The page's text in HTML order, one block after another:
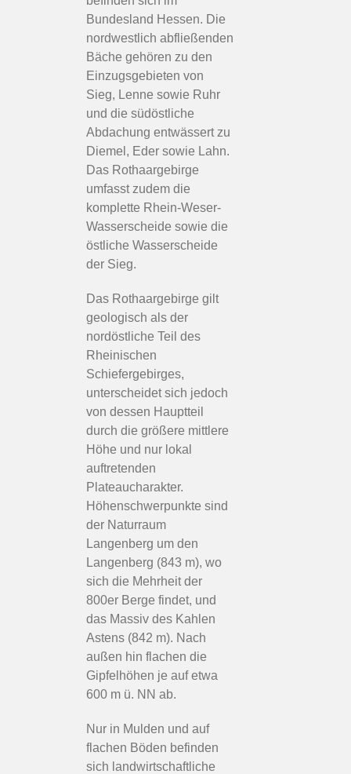
Bundesland Hessen. Die
nordwestlich abfließenden
Bäche gehören zu den
Einzugsgebieten von
Sieg, Lenne sowie Ruhr
und die südöstliche
Abdachung entwässert zu
Diemel, Eder sowie Lahn.
Das Rothaargebirge
umfasst zudem die
komplette Rhein-Weser-
Wasserscheide sowie die
östliche Wasserscheide
der Sieg.
Das Rothaargebirge gilt
geologisch als der
nordöstliche Teil des
Rheinischen
Schiefergebirges,
unterscheidet sich jedoch
von dessen Hauptteil
durch die größere mittlere
Höhe und nur lokal
auftretenden
Plateaucharakter.
Höhenschwerpunkte sind
der Naturraum
Langenberg um den
Langenberg (843 m), wo
sich die Mehrheit der
800er Berge findet, und
das Massiv des Kahlen
Astens (842 m). Nach
außen hin flachen die
Gipfelhöhen je auf etwa
600 m ü. NN ab.
Nur in Mulden und auf
flachen Böden befinden
sich landwirtschaftliche